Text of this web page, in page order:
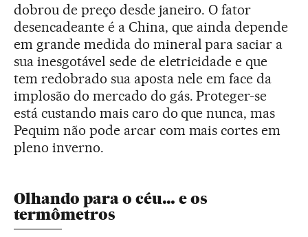
dobrou de preço desde janeiro. O fator
desencadeante é a China, que ainda depende
em grande medida do mineral para saciar a
sua inesgotável sede de eletricidade e que
tem redobrado sua aposta nele em face da
implosão do mercado do gás. Proteger-se
está custando mais caro do que nunca, mas
Pequim não pode arcar com mais cortes em
pleno inverno.
Olhando para o céu… e os
termômetros